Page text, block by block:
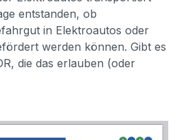
entstanden, ob
in Elektroautos oder
werden können. Gibt es
die das erlauben (oder